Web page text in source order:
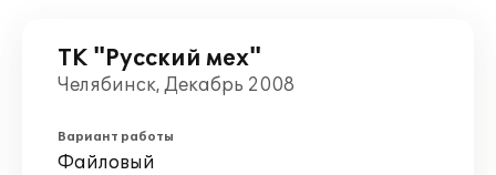
ТК "Русский мех"
Челябинск, Декабрь 2008
Вариант работы
Файловый